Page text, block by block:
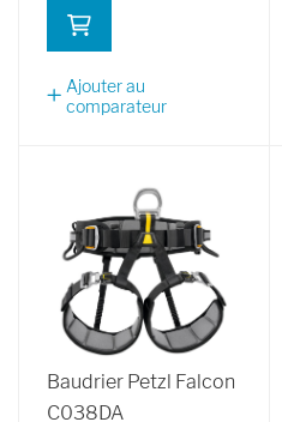
Ajouter au
comparateur
Baudrier Petzl Falcon
C038DA